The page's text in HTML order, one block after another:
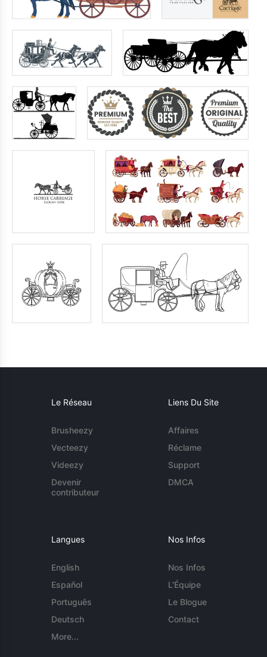
Le Réseau
Brusheezy
Vecteezy
Videezy
Devenir
contributeur
Liens Du Site
Affaires
Réclame
Support
DMCA
Langues
English
Español
Português
Deutsch
More...
Nos Infos
Nos Infos
L'Équipe
Le Blogue
Contact